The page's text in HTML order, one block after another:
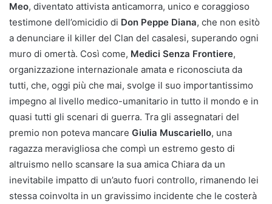
Meo, diventato attivista anticamorra, unico e coraggioso
testimone dell’omicidio di Don Peppe Diana, che non esitò
a denunciare il killer del Clan del casalesi, superando ogni
muro di omertà. Così come, Medici Senza Frontiere,
organizzazione internazionale amata e riconosciuta da
tutti, che, oggi più che mai, svolge il suo importantissimo
impegno al livello medico-umanitario in tutto il mondo e in
quasi tutti gli scenari di guerra. Tra gli assegnatari del
premio non poteva mancare Giulia Muscariello, una
ragazza meravigliosa che compì un estremo gesto di
altruismo nello scansare la sua amica Chiara da un
inevitabile impatto di un’auto fuori controllo, rimanendo lei
stessa coinvolta in un gravissimo incidente che le costerà